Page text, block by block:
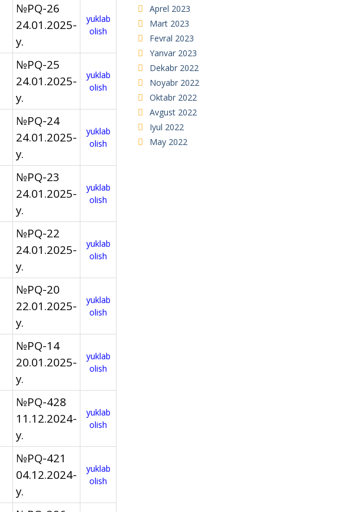
№PQ-26
24.01.2025-
y.
yuklab
olish
№PQ-25
24.01.2025-
y.
yuklab
olish
№PQ-24
24.01.2025-
y.
yuklab
olish
№PQ-23
24.01.2025-
y.
yuklab
olish
№PQ-22
24.01.2025-
y.
yuklab
olish
№PQ-20
22.01.2025-
y.
yuklab
olish
№PQ-14
20.01.2025-
y.
yuklab
olish
№PQ-428
11.12.2024-
y.
yuklab
olish
№PQ-421
04.12.2024-
y.
yuklab
olish
Aprel 2023
Mart 2023
Fevral 2023
Yanvar 2023
Dekabr 2022
Noyabr 2022
Oktabr 2022
Avgust 2022
Iyul 2022
May 2022